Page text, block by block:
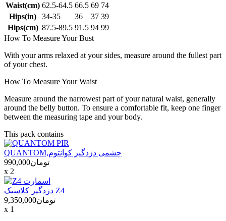
Waist(cm) 62.5-64.5 66.5 69 74
Hips(in)
34-35 36 37 39
Hips(cm) 87.5-89.5 91.5 94 99
How To Measure Your Bust
With your arms relaxed at your sides, measure around the fullest part
of your chest.
How To Measure Your Waist
Measure around the narrowest part of your natural waist, generally
around the belly button. To ensure a comfortable fit, keep one finger
between the measuring tape and your body.
This pack contains
QUANTOM,چشمی دزدگیر کوانتوم
تومان990,000
x 2
دزدگیر کلاسیک Z4
تومان9,350,000
x 1